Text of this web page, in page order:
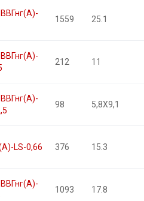
1559 25.1
212 11
98 5,8X9,1
LS-0,66
376 15.3
1093 17.8